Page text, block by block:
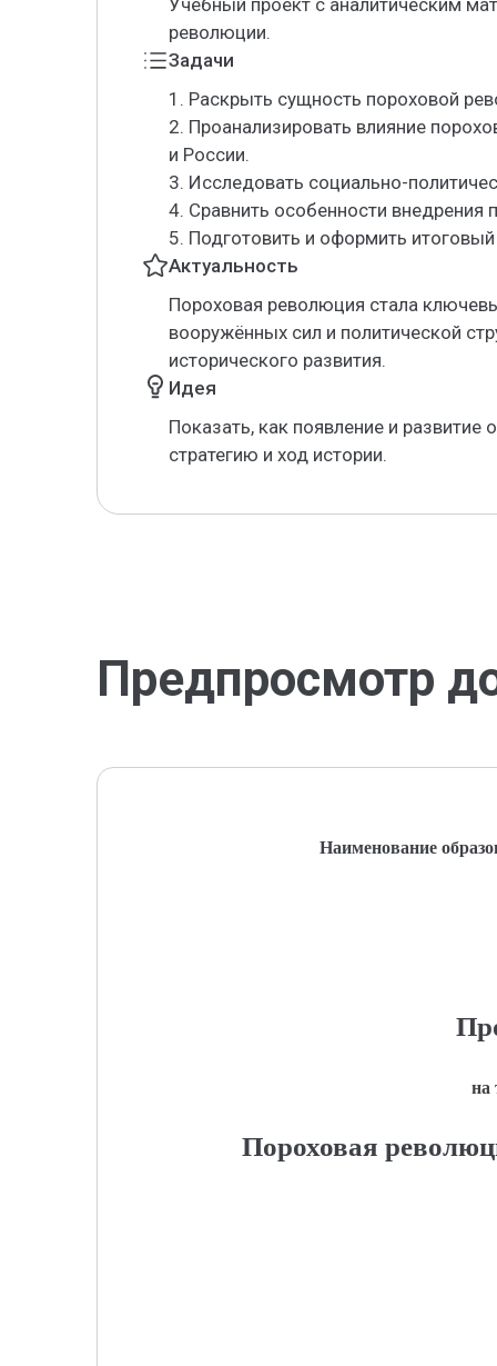
Учебный проект с аналитическим
революции.
Задачи
1. Раскрыть сущность пороховой
2. Проанализировать влияние
и России.
3. Исследовать социально-
4. Сравнить особенности внедрения
5. Подготовить и оформить
Актуальность
Пороховая революция стала
вооружённых сил и политической
исторического развития.
Идея
Показать, как появление и
стратегию и ход истории.
Предпросмотр
Наименование
на
Пороховая